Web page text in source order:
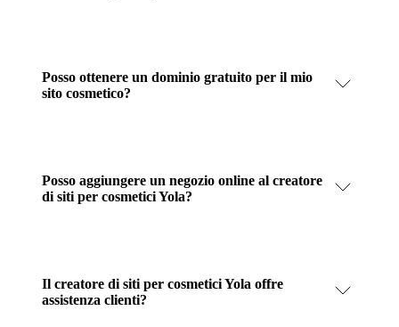
Posso ottenere un dominio gratuito per il mio
sito cosmetico?
Posso aggiungere un negozio online al creatore
di siti per cosmetici Yola?
Il creatore di siti per cosmetici Yola offre
assistenza clienti?